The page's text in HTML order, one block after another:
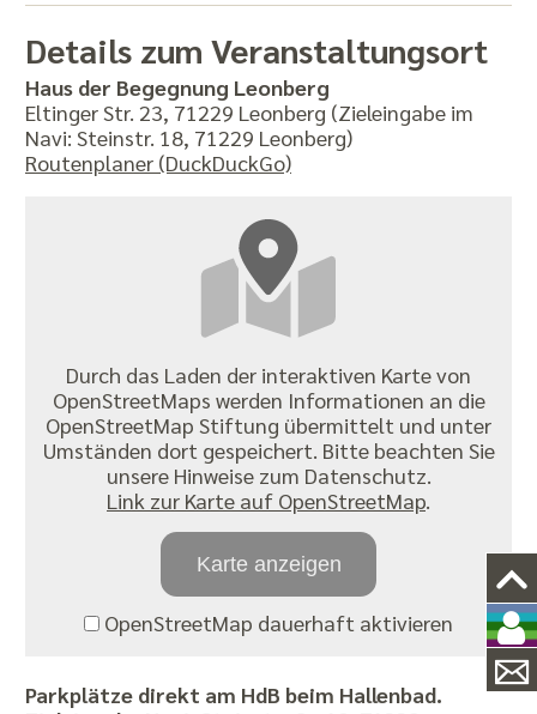
Details zum Veranstaltungsort
Haus der Begegnung Leonberg
Eltinger Str. 23, 71229 Leonberg (Zieleingabe im
Navi: Steinstr. 18, 71229 Leonberg)
Routenplaner (DuckDuckGo)
Durch das Laden der interaktiven Karte von
OpenStreetMaps werden Informationen an die
OpenStreetMap Stiftung übermittelt und unter
Umständen dort gespeichert. Bitte beachten Sie
unsere Hinweise zum Datenschutz.
Link zur Karte auf OpenStreetMap.
Karte anzeigen
OpenStreetMap dauerhaft aktivieren
Parkplätze direkt am HdB beim Hallenbad.